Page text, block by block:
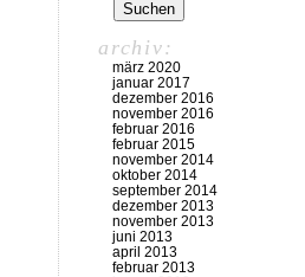
archiv:
märz 2020
januar 2017
dezember 2016
november 2016
februar 2016
februar 2015
november 2014
oktober 2014
september 2014
dezember 2013
november 2013
juni 2013
april 2013
februar 2013